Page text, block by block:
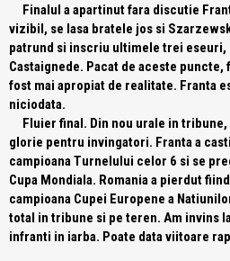
Finalul a apartinut fara discutie
vizibil, se lasa bratele jos si
patrund si inscriu ultimele trei eseuri,
Castaignede. Pacat de aceste
fost mai apropiat de realitate. Franta
niciodata.
Fluier final. Din nou urale in tribune,
glorie pentru invingatori. Franta a
campioana Turnelului celor 6 si se
Cupa Mondiala. Romania a pierdut
campioana Cupei Europene a
total in tribune si pe teren. Am invins
infranti in iarba. Poate data viitoare